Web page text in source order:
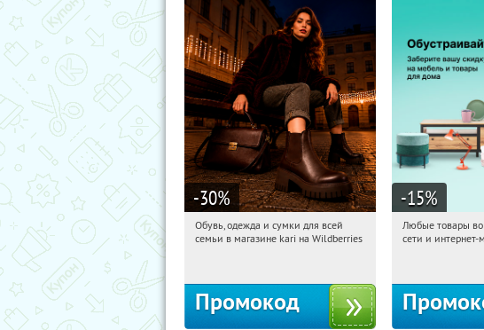
-30%
07:33:29 Получили:
Обувь, одежда и сумки для всей
семьи в магазине kari на Wildberries
Промокод
-15%
07:33:29
Любые товары
сети и интернет-